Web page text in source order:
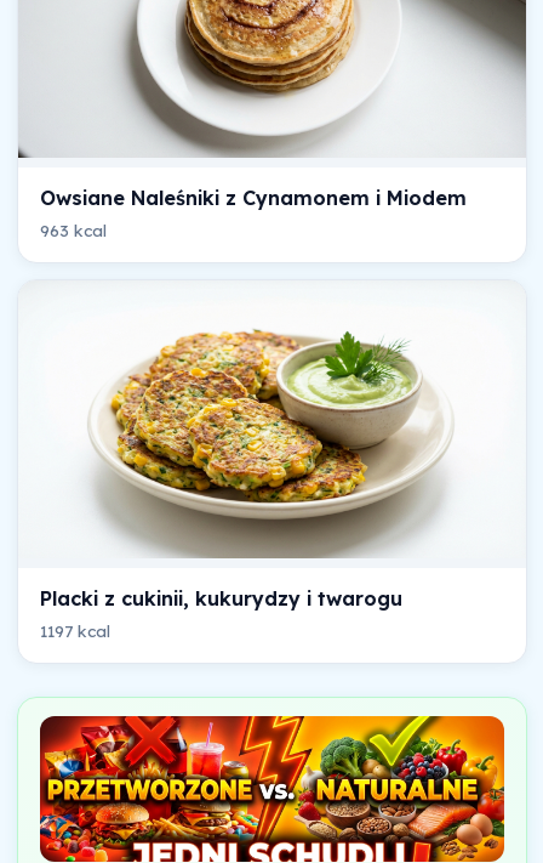
Owsiane Naleśniki z Cynamonem i Miodem
963 kcal
Placki z cukinii, kukurydzy i twarogu
1197 kcal